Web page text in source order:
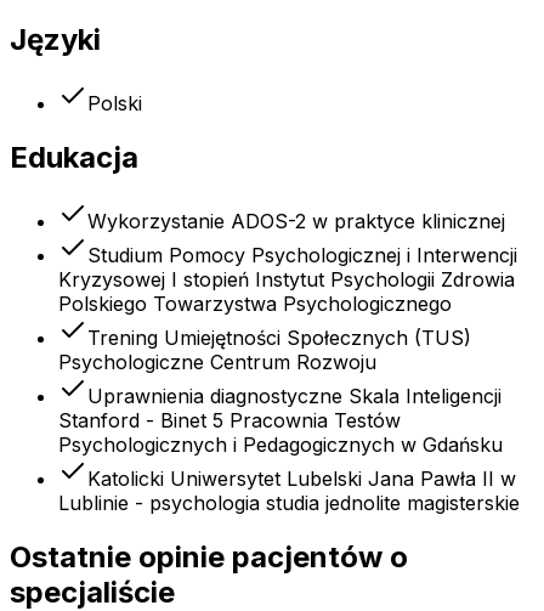
Języki
Polski
Edukacja
Wykorzystanie ADOS-2 w praktyce klinicznej
Studium Pomocy Psychologicznej i Interwencji
Kryzysowej I stopień Instytut Psychologii Zdrowia
Polskiego Towarzystwa Psychologicznego
Trening Umiejętności Społecznych (TUS)
Psychologiczne Centrum Rozwoju
Uprawnienia diagnostyczne Skala Inteligencji
Stanford - Binet 5 Pracownia Testów
Psychologicznych i Pedagogicznych w Gdańsku
Katolicki Uniwersytet Lubelski Jana Pawła II w
Lublinie - psychologia studia jednolite magisterskie
Ostatnie opinie pacjentów o
specjaliście